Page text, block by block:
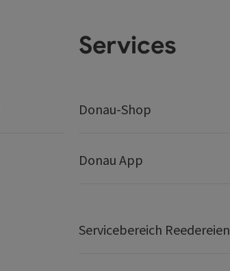
Services
Donau-Shop
Donau App
Servicebereich Reedereien